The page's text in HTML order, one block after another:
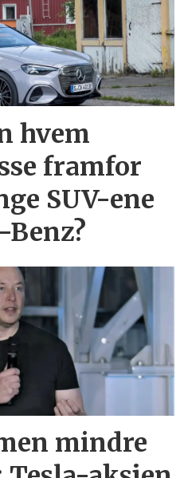
hvem
framfor
SUV-ene
mindre